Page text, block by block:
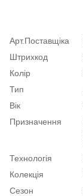
Арт.Поставщіка
Штрихкод
Колір
Тип
Вік
Призначення
Технологія
Колекція
Сезон